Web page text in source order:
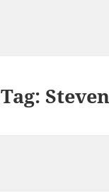
Tag: